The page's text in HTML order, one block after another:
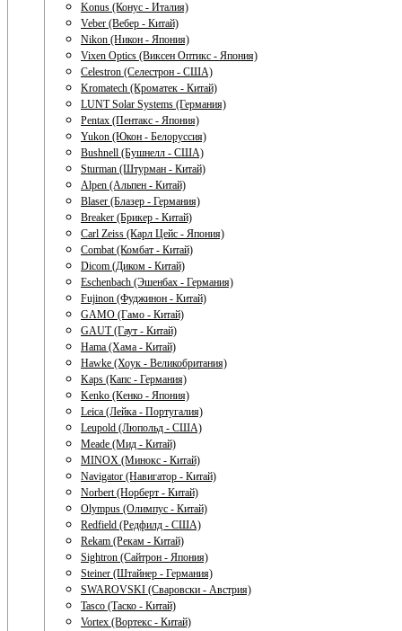
Konus (Конус - Италия)
Veber (Вебер - Китай)
Nikon (Никон - Япония)
Vixen Optics (Виксен Оптикс - Япония)
Celestron (Селестрон - США)
Kromatech (Кроматек - Китай)
LUNT Solar Systems (Германия)
Pentax (Пентакс - Япония)
Yukon (Юкон - Белоруссия)
Bushnell (Бушнелл - США)
Sturman (Штурман - Китай)
Alpen (Альпен - Китай)
Blaser (Блазер - Германия)
Breaker (Брикер - Китай)
Carl Zeiss (Карл Цейс - Япония)
Combat (Комбат - Китай)
Dicom (Диком - Китай)
Eschenbach (Эшенбах - Германия)
Fujinon (Фуджинон - Китай)
GAMO (Гамо - Китай)
GAUT (Гаут - Китай)
Hama (Хама - Китай)
Hawke (Хоук - Великобритания)
Kaps (Капс - Германия)
Kenko (Кенко - Япония)
Leica (Лейка - Португалия)
Leupold (Люпольд - США)
Meade (Мид - Китай)
MINOX (Минокс - Китай)
Navigator (Навигатор - Китай)
Norbert (Норберт - Китай)
Olympus (Олимпус - Китай)
Redfield (Редфилд - США)
Rekam (Рекам - Китай)
Sightron (Сайтрон - Япония)
Steiner (Штайнер - Германия)
SWAROVSKI (Сваровски - Австрия)
Tasco (Таско - Китай)
Vortex (Вортекс - Китай)